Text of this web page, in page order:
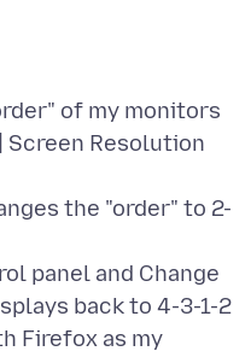
of my monitors
Screen Resolution
the "order" to 2-
panel and Change
back to 4-3-1-2
Firefox as my